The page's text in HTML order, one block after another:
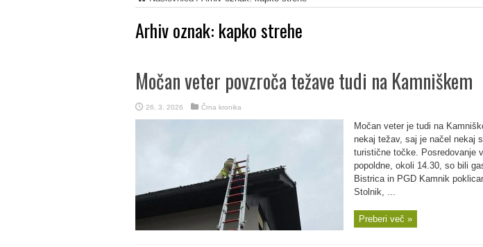
Arhiv oznak: kapko strehe
Močan veter povzroča težave tudi na Kamniškem
26. 3. 2026 Črna kronika
Močan veter je tudi na
nekaj težav, saj je načel nekaj
turistične točke. Posredovanje
popoldne, okoli 14.30, so bili
Bistrica in PGD Kamnik
Stolnik, ...
Preberi več »